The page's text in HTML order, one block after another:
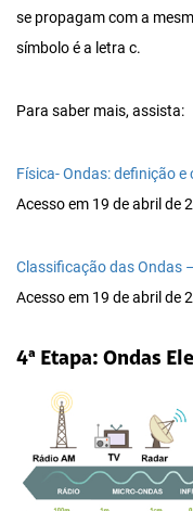
se propagam com a
símbolo é a letra c.
Para saber mais, assista:
Física- Ondas: definição
Acesso em 19 de abril de
Classificação das Ondas
Acesso em 19 de abril de
4ª Etapa: Ondas